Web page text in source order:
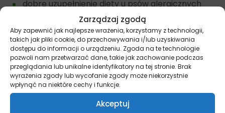
Zarządzaj zgodą
Aby zapewnić jak najlepsze wrażenia, korzystamy z technologii,
takich jak pliki cookie, do przechowywania i/lub uzyskiwania
dostępu do informacji o urządzeniu. Zgoda na te technologie
pozwoli nam przetwarzać dane, takie jak zachowanie podczas
przeglądania lub unikalne identyfikatory na tej stronie. Brak
wyrażenia zgody lub wycofanie zgody może niekorzystnie
wpłynąć na niektóre cechy i funkcje.
Akceptuj
dobre uzupełnienie diety u psów alergicznych
nie zawiera glutenu oraz zbóż
wygodna forma i gramatura opakowania.
Inne karmy dla psów oparte o jedno źródło białka
znajdziesz tutaj –Pies – karma monobiałkowa
Karma mokra dla psów, monobiałkowa